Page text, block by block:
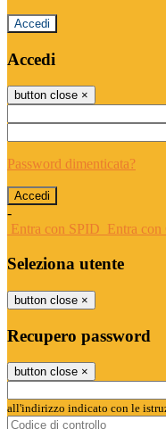
Accedi
Accedi
button close ×
Password dimenticata?
-
Entra con SPID Entra con
Seleziona utente
button close ×
Recupero password
button close ×
all'indirizzo indicato con le